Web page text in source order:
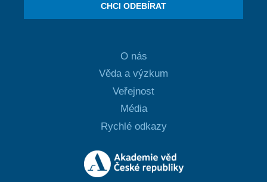
CHCI ODEBÍRAT
O nás
Věda a výzkum
Veřejnost
Média
Rychlé odkazy